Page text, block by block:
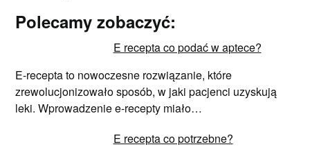
Polecamy zobaczyć:
E recepta co podać w aptece?
E-recepta to nowoczesne rozwiązanie, które
zrewolucjonizowało sposób, w jaki pacjenci uzyskują
leki. Wprowadzenie e-recepty miało…
E recepta co potrzebne?